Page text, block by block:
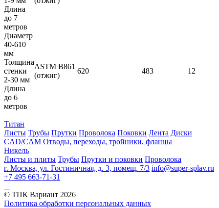
Длина
до 7
метров
Диаметр
40-610
мм
Толщина
стенки
2-30 мм
Длина
до 6
метров
ASTM B861
(отжиг)
620 483 12
Титан
Листы Трубы Прутки Проволока Поковки Лента Диски
CAD/CAM Отводы, переходы, тройники, фланцы
Никель
Листы и плиты Трубы Прутки и поковки Проволока
г. Москва, ул. Гостиничная, д. 3, помещ. 7/3 info@super-splav.ru
+7 495 663-71-31
© ТПК Вариант 2026
Политика обработки персональных данных